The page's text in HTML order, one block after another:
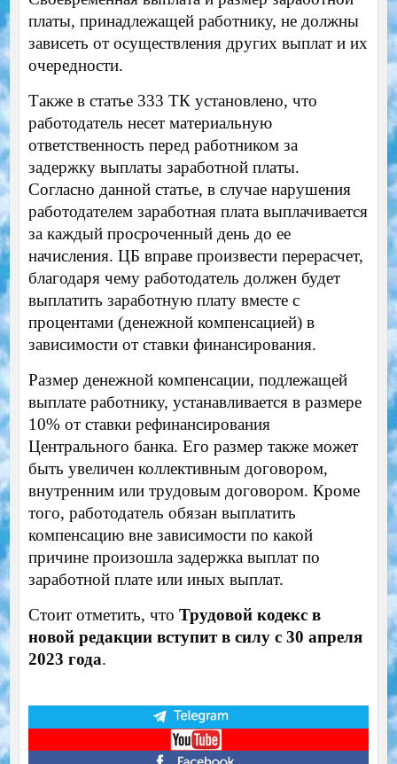
платы, принадлежащей работнику, не должны
зависеть от осуществления других выплат и их
очередности.
Также в статье 333 ТК установлено, что
работодатель несет материальную
ответственность перед работником за
задержку выплаты заработной платы.
Согласно данной статье, в случае нарушения
работодателем заработная плата выплачивается
за каждый просроченный день до ее
начисления. ЦБ вправе произвести перерасчет,
благодаря чему работодатель должен будет
выплатить заработную плату вместе с
процентами (денежной компенсацией) в
зависимости от ставки финансирования.
Размер денежной компенсации, подлежащей
выплате работнику, устанавливается в размере
10% от ставки рефинансирования
Центрального банка. Его размер также может
быть увеличен коллективным договором,
внутренним или трудовым договором. Кроме
того, работодатель обязан выплатить
компенсацию вне зависимости по какой
причине произошла задержка выплат по
заработной плате или иных выплат.
Стоит отметить, что Трудовой кодекс в
новой редакции вступит в силу с 30 апреля
2023 года.